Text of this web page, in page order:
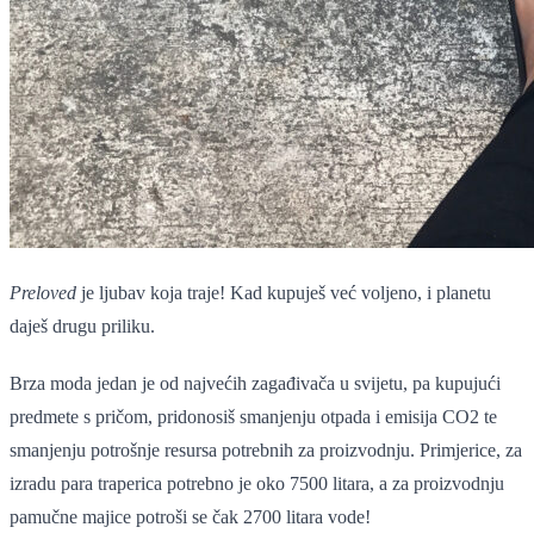
Preloved je ljubav koja traje! Kad kupuješ već voljeno, i planetu
daješ drugu priliku.
Brza moda jedan je od najvećih zagađivača u svijetu, pa kupujući
predmete s pričom, pridonosiš smanjenju otpada i emisija CO2 te
smanjenju potrošnje resursa potrebnih za proizvodnju. Primjerice, za
izradu para traperica potrebno je oko 7500 litara, a za proizvodnju
pamučne majice potroši se čak 2700 litara vode!